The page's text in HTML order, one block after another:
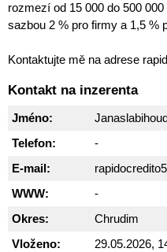
rozmezí od 15 000 do 500
sazbou 2 % pro firmy a 1,5 %
Kontaktujte mě na adrese
Kontakt na inzerenta
Jméno:
Telefon:
-
E-mail:
WWW:
-
Okres:
Chrudim
Vloženo:
29.05.2026,